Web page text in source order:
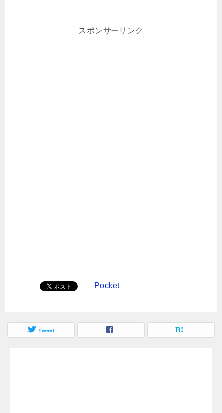
スポンサーリンク
Pocket
Tweet